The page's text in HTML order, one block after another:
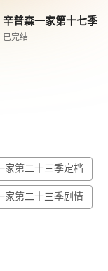
辛普森一家第十七季
已完结
家第二十三季定档
家第二十三季剧情